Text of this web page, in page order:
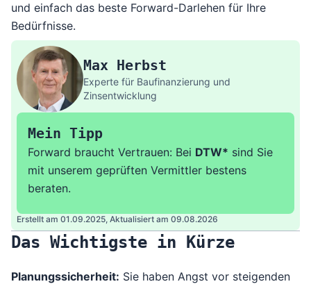
und einfach das beste Forward-Darlehen für Ihre
Bedürfnisse.
Max Herbst
Experte für Baufinanzierung und
Zinsentwicklung
Mein Tipp
Forward braucht Vertrauen: Bei DTW* sind Sie
mit unserem geprüften Vermittler bestens
beraten.
Erstellt am 01.09.2025, Aktualisiert am 09.08.2026
Das Wichtigste in Kürze
Planungssicherheit: Sie haben Angst vor steigenden